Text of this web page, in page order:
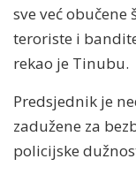
sve već
teroriste i
rekao je Tinubu.
Predsjednik je
zadužene za
policijske